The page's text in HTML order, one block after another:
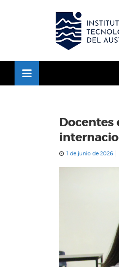
1 de junio de 2026